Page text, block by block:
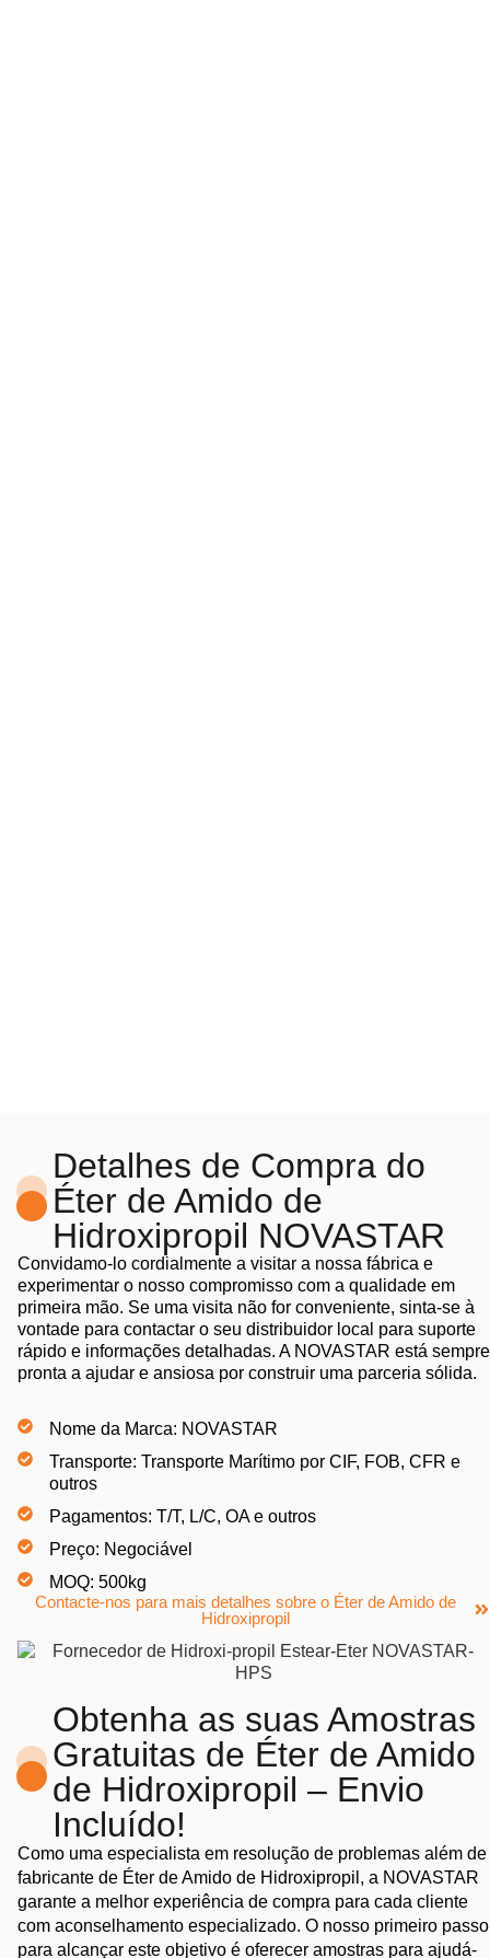
Detalhes de Compra do
Éter de Amido de
Hidroxipropil NOVASTAR
Convidamo-lo cordialmente a visitar a nossa fábrica e
experimentar o nosso compromisso com a qualidade em
primeira mão. Se uma visita não for conveniente, sinta-se à
vontade para contactar o seu distribuidor local para suporte
rápido e informações detalhadas. A NOVASTAR está sempre
pronta a ajudar e ansiosa por construir uma parceria sólida.
Nome da Marca: NOVASTAR
Transporte: Transporte Marítimo por CIF, FOB, CFR e
outros
Pagamentos: T/T, L/C, OA e outros
Preço: Negociável
MOQ: 500kg
Contacte-nos para mais detalhes sobre o Éter de Amido de
Hidroxipropil
Obtenha as suas Amostras
Gratuitas de Éter de Amido
de Hidroxipropil – Envio
Incluído!
Como uma especialista em resolução de problemas além de
fabricante de Éter de Amido de Hidroxipropil, a NOVASTAR
garante a melhor experiência de compra para cada cliente
com aconselhamento especializado. O nosso primeiro passo
para alcançar este objetivo é oferecer amostras para ajudá-